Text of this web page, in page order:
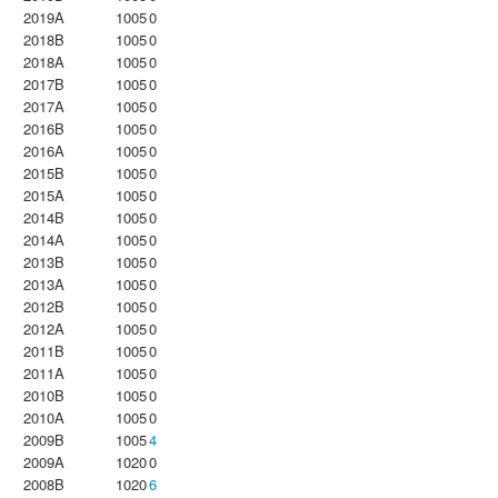
2019A
10050
2018B
10050
2018A
10050
2017B
10050
2017A
10050
2016B
10050
2016A
10050
2015B
10050
2015A
10050
2014B
10050
2014A
10050
2013B
10050
2013A
10050
2012B
10050
2012A
10050
2011B
10050
2011A
10050
2010B
10050
2010A
10050
2009B
10054
2009A
10200
2008B
10206